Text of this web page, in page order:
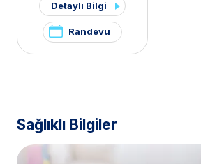
Detaylı Bilgi
Randevu
Sağlıklı Bilgiler